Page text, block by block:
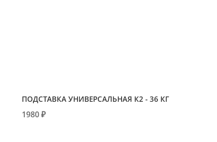
ПОДСТАВКА УНИВЕРСАЛЬНАЯ К2 - 36 КГ
1980 ₽